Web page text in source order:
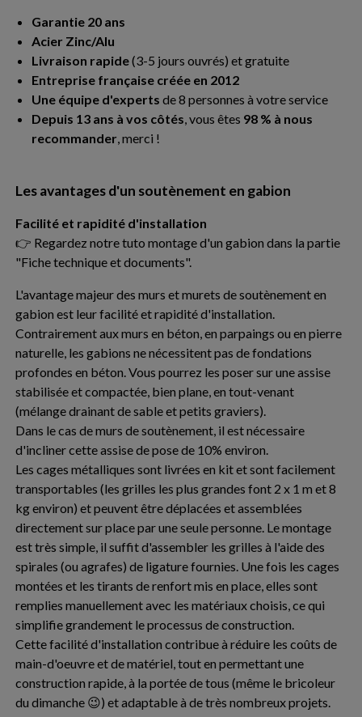
Garantie 20 ans
Acier Zinc/Alu
Livraison rapide(3-5 jours ouvrés) et gratuite
Entreprise française créée en 2012
Une équipe d'experts de 8 personnes à votre service
Depuis 13 ans à vos côtés, vous êtes 98 % à nous
recommander, merci !
Les avantages d'un soutènement en gabion
Facilité et rapidité d'installation
👉 Regardez notre tuto montage d'un gabion dans la partie
"Fiche technique et documents".
L'avantage majeur des murs et murets de soutènement en
gabion est leur facilité et rapidité d'installation.
Contrairement aux murs en béton, en parpaings ou en pierre
naturelle, les gabions ne nécessitent pas de fondations
profondes en béton. Vous pourrez les poser sur une assise
stabilisée et compactée, bien plane, en tout-venant
(mélange drainant de sable et petits graviers).
Dans le cas de murs de soutènement, il est nécessaire
d'incliner cette assise de pose de 10% environ.
Les cages métalliques sont livrées en kit et sont facilement
transportables (les grilles les plus grandes font 2 x 1 m et 8
kg environ) et peuvent être déplacées et assemblées
directement sur place par une seule personne. Le montage
est très simple, il suffit d'assembler les grilles à l'aide des
spirales (ou agrafes) de ligature fournies. Une fois les cages
montées et les tirants de renfort mis en place, elles sont
remplies manuellement avec les matériaux choisis, ce qui
simplifie grandement le processus de construction.
Cette facilité d'installation contribue à réduire les coûts de
main-d'oeuvre et de matériel, tout en permettant une
construction rapide, à la portée de tous (même le bricoleur
du dimanche 😉) et adaptable à de très nombreux projets.